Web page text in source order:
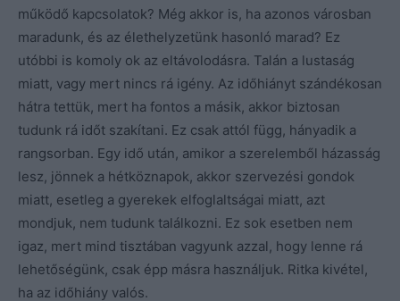
működő kapcsolatok? Még akkor is, ha azonos városban
maradunk, és az élethelyzetünk hasonló marad? Ez
utóbbi is komoly ok az eltávolodásra. Talán a lustaság
miatt, vagy mert nincs rá igény. Az időhiányt szándékosan
hátra tettük, mert ha fontos a másik, akkor biztosan
tudunk rá időt szakítani. Ez csak attól függ, hányadik a
rangsorban. Egy idő után, amikor a szerelemből házasság
lesz, jönnek a hétköznapok, akkor szervezési gondok
miatt, esetleg a gyerekek elfoglaltságai miatt, azt
mondjuk, nem tudunk találkozni. Ez sok esetben nem
igaz, mert mind tisztában vagyunk azzal, hogy lenne rá
lehetőségünk, csak épp másra használjuk. Ritka kivétel,
ha az időhiány valós.